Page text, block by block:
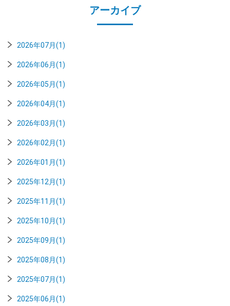
アーカイブ
2026年07月(1)
2026年06月(1)
2026年05月(1)
2026年04月(1)
2026年03月(1)
2026年02月(1)
2026年01月(1)
2025年12月(1)
2025年11月(1)
2025年10月(1)
2025年09月(1)
2025年08月(1)
2025年07月(1)
2025年06月(1)